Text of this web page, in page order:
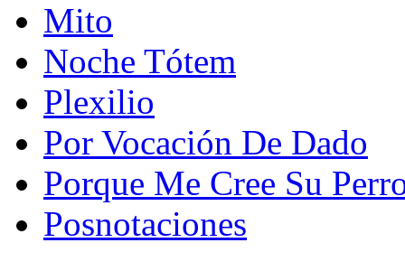
Mito
Noche Tótem
Plexilio
Por Vocación De Dado
Porque Me Cree Su
Posnotaciones